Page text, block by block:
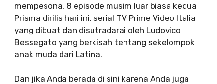
mempesona, 8 episode musim luar biasa kedua
Prisma dirilis hari ini, serial TV Prime Video Italia
yang dibuat dan disutradarai oleh Ludovico
Bessegato yang berkisah tentang sekelompok
anak muda dari Latina.
Dan jika Anda berada di sini karena Anda juga